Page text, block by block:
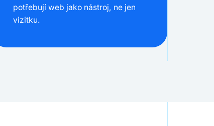
potřebují web jako nástroj, ne jen
vizitku.